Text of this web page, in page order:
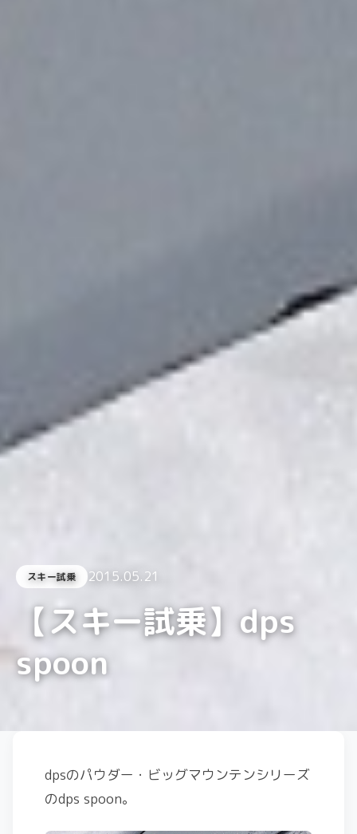
スキー試乗 2015.05.21
【スキー試乗】dps
spoon
dpsのパウダー・ビッグマウンテンシリーズ
のdps spoon。